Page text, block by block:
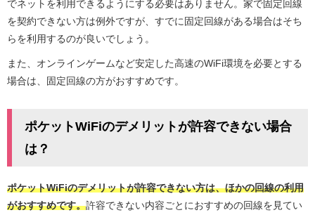
でネットを利用できるようにする必要はありません。家で固定回線
を契約できない方は例外ですが、すでに固定回線がある場合はそち
らを利用するのが良いでしょう。
また、オンラインゲームなど安定した高速のWiFi環境を必要とする
場合は、固定回線の方がおすすめです。
ポケットWiFiのデメリットが許容できない場合
は？
ポケットWiFiのデメリットが許容できない方は、ほかの回線の利用
がおすすめです。許容できない内容ごとにおすすめの回線を見てい